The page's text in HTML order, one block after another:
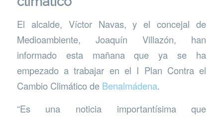
El alcalde, Víctor Navas, y el concejal de
Medioambiente, Joaquín Villazón, han
informado esta mañana que ya se ha
empezado a trabajar en el I Plan Contra el
Cambio Climático deBenalmádena.
“Es una noticia importantísima que